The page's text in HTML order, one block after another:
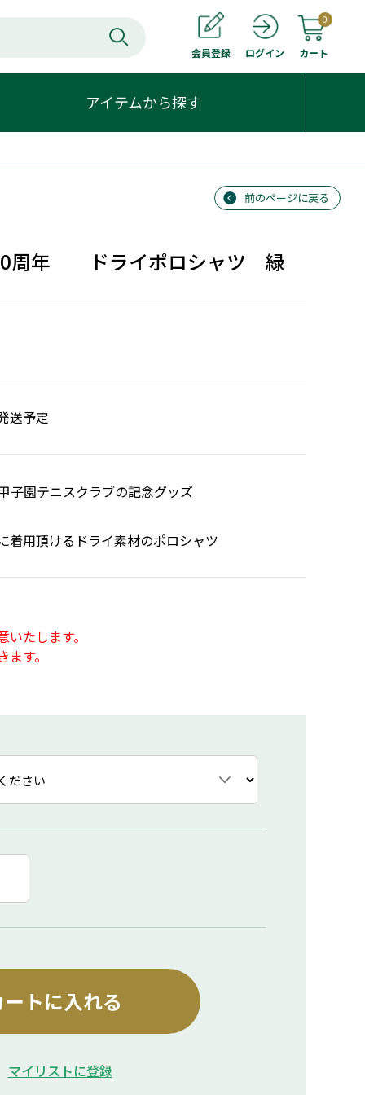
会員登録 ログイン
0
カート
アイテムから探す
前のページに戻る
周年 ドライポロシャツ 緑
送予定
子園テニスクラブの記念グッズ
着用頂けるドライ素材のポロシャツ
たします。
す。
ートに入れる
マイリストに登録